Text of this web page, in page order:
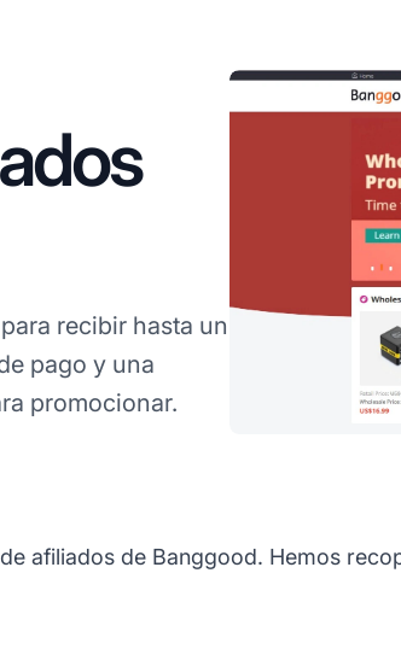
recibir hasta un
pago y una
promocionar.
afiliados de Banggood. Hemos